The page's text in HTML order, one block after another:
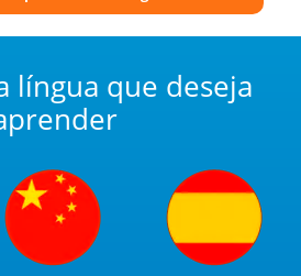
língua que deseja